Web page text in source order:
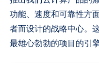
功能、速度和可靠性方
者而设计的战略中心。
最雄心勃勃的项目的引擎